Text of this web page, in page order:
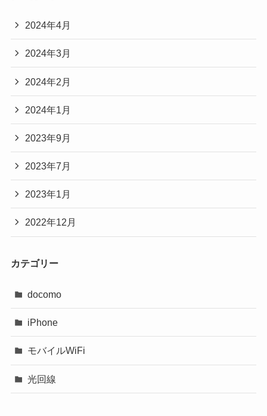
2024年4月
2024年3月
2024年2月
2024年1月
2023年9月
2023年7月
2023年1月
2022年12月
カテゴリー
docomo
iPhone
モバイルWiFi
光回線